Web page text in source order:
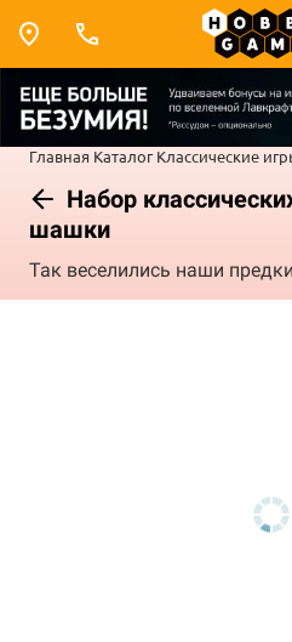
Главная Каталог Классические
Набор
шашки
Так веселились наши предки